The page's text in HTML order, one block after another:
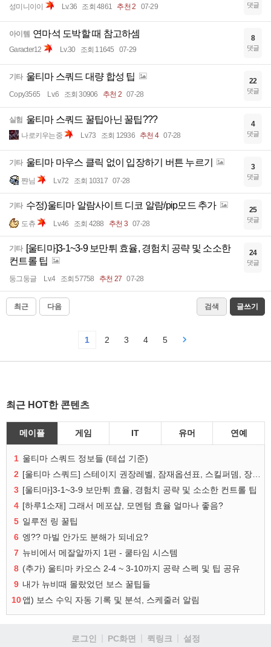
성미니이이 Lv.36 조회 4861 추천 2 07-29 댓글
아이템 연마석 도박할 때 참고하셈
Garacter12 Lv.30 조회 11645 07-29
8
댓글
기타 울티마 스쿼드 대량 합성 팁
Copy3565 Lv.6 조회 30906 추천 2 07-28
22
댓글
실험 울티마 스쿼드 꿀팁아닌 꿀팁???
나로키우는중 Lv.73 조회 12936 추천 4 07-28
4
댓글
기타 울티마 마우스 클릭 없이 입장하기 버튼 누르기
쨘님 Lv.72 조회 10317 07-28
3
댓글
기타 수정)울티마 알람사이트 디코 알람/pip모드 추가
도츄 Lv.46 조회 4288 추천 3 07-28
25
댓글
기타 [울티마]3-1~3-9 보만튀 효율, 경험치 공략 및 소소한
컨트롤 팁
둥그둥글 Lv.4 조회 57758 추천 27 07-28
24
댓글
최근 다음 검색 글쓰기
1 2 3 4 5
최근 HOT한 콘텐츠
메이플 게임 IT 유머 연예
1 울티마 스쿼드 정보들 (테섭 기준)
2
3 [울티마]3-1~3-9 보만튀 효율, 경험치 공략 및 소소한 컨트롤 팁
4 [하루1소재] 그래서 메포샵, 모멘텀 효율 얼마나 좋음?
5 일루전 링 꿀팁
6 엥?? 마빌 안가도 분해가 되네요?
7 뉴비에서 메잘알까지 1편 - 쿨타임 시스템
8 (추가) 울티마 카오스 2-4 ~ 3-10까지 공략 스펙 및 팁 공유
9 내가 뉴비때 몰랐었던 보스 꿀팁들
10앱) 보스 수익 자동 기록 및 분석, 스케줄러 알림
로그인 PC화면 퀵링크 설정